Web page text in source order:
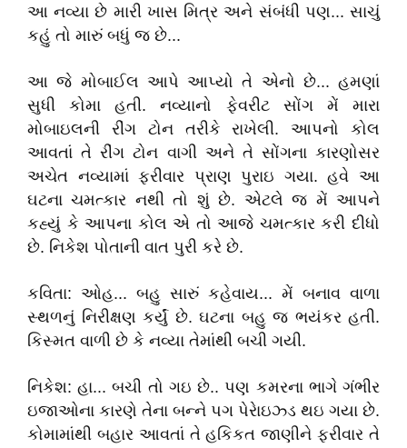
આ નવ્યા છે મારી ખાસ મિત્ર અને સંબંધી પણ... સાચું
કહું તો મારું બધું જ છે...
આ જે મોબાઈલ આપે આપ્યો તે એનો છે... હમણાં
સુધી કોમા હતી. નવ્‍યાનો ફેવરીટ સોંગ મેં મારા
મોબાઇલની રીંગ ટોન તરીકે રાખેલી. આપનો કોલ
આવતાં તે રીંગ ટોન વાગી અને તે સોંગના કારણોસર
અચેત નવ્‍યામાં ફરીવાર પ્રાણ પુરાઇ ગયા. હવે આ
ઘટના ચમત્‍કાર નથી તો શું છે. એટલે જ મેં આપને
કહ્યું કે આપના કોલ એ તો આજે ચમત્‍કાર કરી દીધો
છે. નિકેશ પોતાની વાત પુરી કરે છે.
કવિતા: ઓહ... બહુ સારું કહેવાય... મેં બનાવ વાળા
સ્‍થળનું નિરીક્ષણ કર્યું છે. ઘટના બહુ જ ભયંકર હતી.
કિસ્‍મત વાળી છે કે નવ્‍યા તેમાંથી બચી ગયી.
નિકેશ: હા... બચી તો ગઇ છે.. પણ કમરના ભાગે ગંભીર
ઇજાઓના કારણે તેના બન્‍ને પગ પેરેાઇઝ્ડ થઇ ગયા છે.
કોમામાંથી બહાર આવતાં તે હકિકત જાણીને ફરીવાર તે